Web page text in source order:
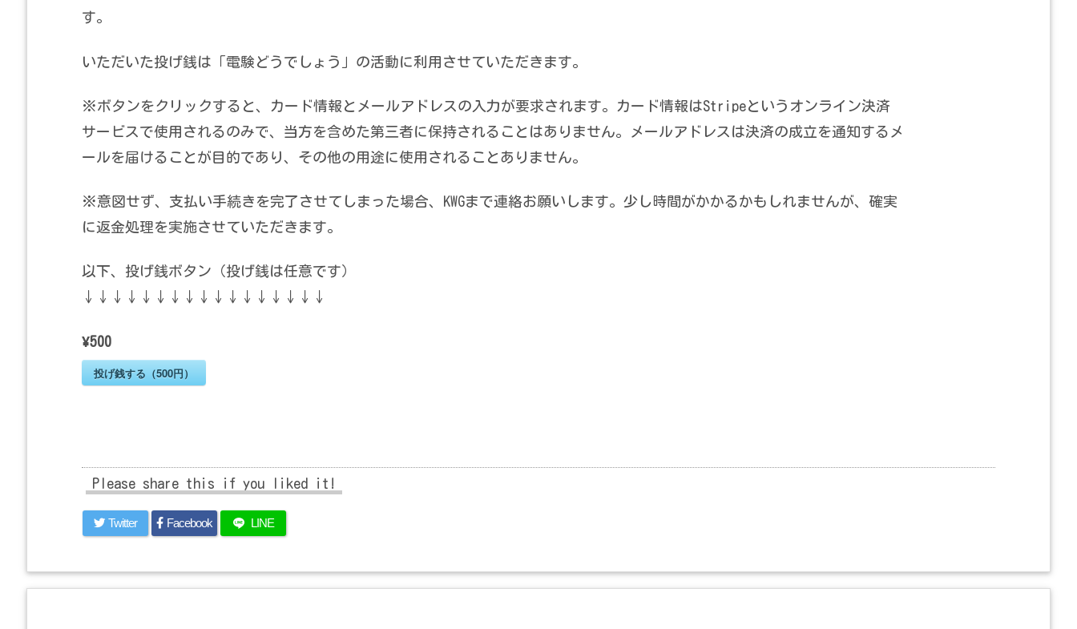
す。
いただいた投げ銭は「電験どうでしょう」の活動に利用させていただきます。
※ボタンをクリックすると、カード情報とメールアドレスの入力が要求されます。カード情報はStripeというオンライン決済
サービスで使用されるのみで、当方を含めた第三者に保持されることはありません。メールアドレスは決済の成立を通知するメ
ールを届けることが目的であり、その他の用途に使用されることありません。
※意図せず、支払い手続きを完了させてしまった場合、KWGまで連絡お願いします。少し時間がかかるかもしれませんが、確実
に返金処理を実施させていただきます。
以下、投げ銭ボタン（投げ銭は任意です）
↓↓↓↓↓↓↓↓↓↓↓↓↓↓↓↓↓
¥500
投げ銭する（500円）
Please share this if you liked it!
Twitter Facebook LINE